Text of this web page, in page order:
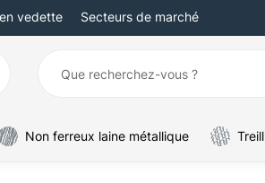
vedette Secteurs de marché
Non ferreux laine métallique